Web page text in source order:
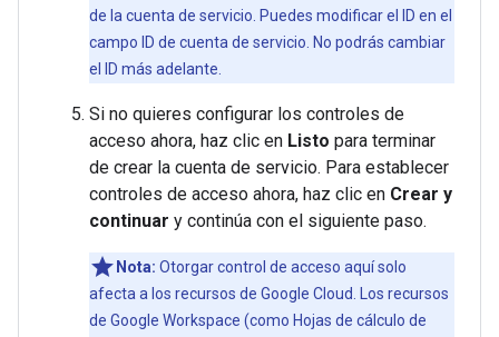
de la cuenta de servicio. Puedes modificar el ID en el
campo ID de cuenta de servicio. No podrás cambiar
el ID más adelante.
Si no quieres configurar los controles de
acceso ahora, haz clic en Listo para terminar
de crear la cuenta de servicio. Para establecer
controles de acceso ahora, haz clic en Crear y
continuar y continúa con el siguiente paso.
Nota: Otorgar control de acceso aquí solo
afecta a los recursos de Google Cloud. Los recursos
de Google Workspace (como Hojas de cálculo de